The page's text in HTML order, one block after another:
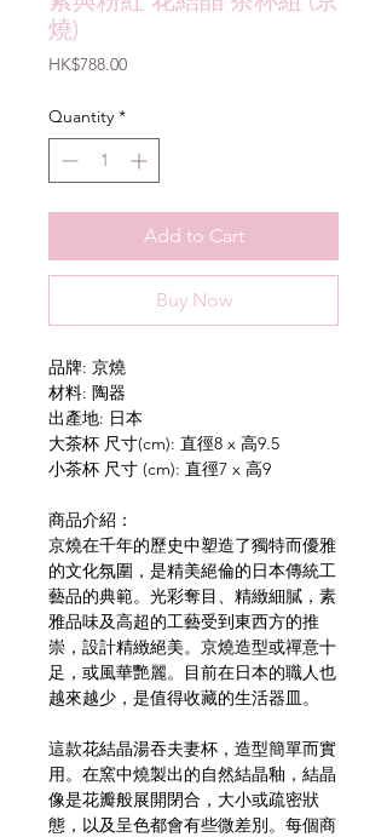
燒)
HK$788.00Price
Quantity *
Add to Cart
Buy Now
品牌: 京燒
材料: 陶器
出產地: 日本
大茶杯 尺寸(cm): 直徑8 x 高9.5
小茶杯 尺寸 (cm): 直徑7 x 高9
商品介紹：
京燒在千年的歷史中塑造了獨特而優雅
的文化氛圍，是精美絕倫的日本傳統工
藝品的典範。光彩奪目、精緻細膩，素
雅品味及高超的工藝受到東西方的推
崇，設計精緻絕美。京燒造型或禪意十
足，或風華艷麗。目前在日本的職人也
越來越少，是值得收藏的生活器皿。
這款花結晶湯吞夫妻杯，造型簡單而實
用。在窯中燒製出的自然結晶釉，結晶
像是花瓣般展開閉合，大小或疏密狀
態，以及呈色都會有些微差別。每個商